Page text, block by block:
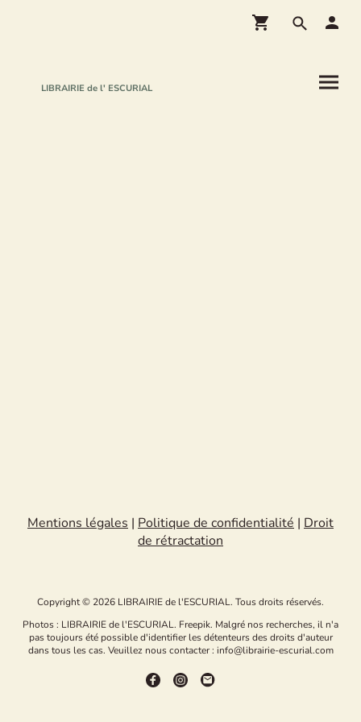
LIBRAIRIE de l' ESCURIAL
Mentions légales | Politique de confidentialité | Droit
de rétractation
Copyright © 2026 LIBRAIRIE de l'ESCURIAL. Tous droits réservés.
Photos : LIBRAIRIE de l'ESCURIAL. Freepik. Malgré nos recherches, il n'a
pas toujours été possible d'identifier les détenteurs des droits d'auteur
dans tous les cas. Veuillez nous contacter : info@librairie-escurial.com